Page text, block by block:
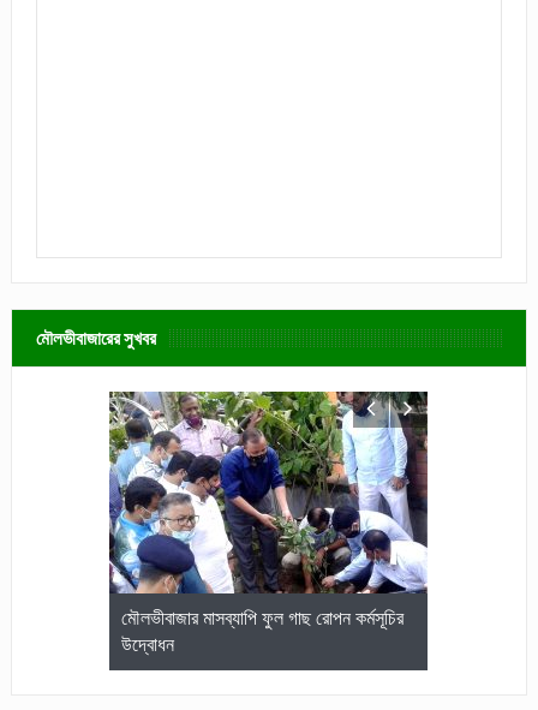
মৌলভীবাজারের সুখবর
মৌলভীবাজার মাসব্যাপি ফুল গাছ রোপন কর্মসূচির
উদ্বোধন